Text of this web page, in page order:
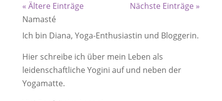
« Ältere Einträge
Nächste Einträge »
Namasté
Ich bin Diana, Yoga-Enthusiastin und Bloggerin.
Hier schreibe ich über mein Leben als
leidenschaftliche Yogini auf und neben der
Yogamatte.